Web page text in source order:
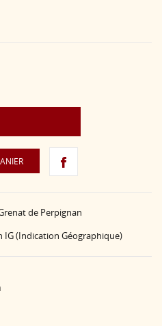
de Perpignan
IG (Indication Géographique)